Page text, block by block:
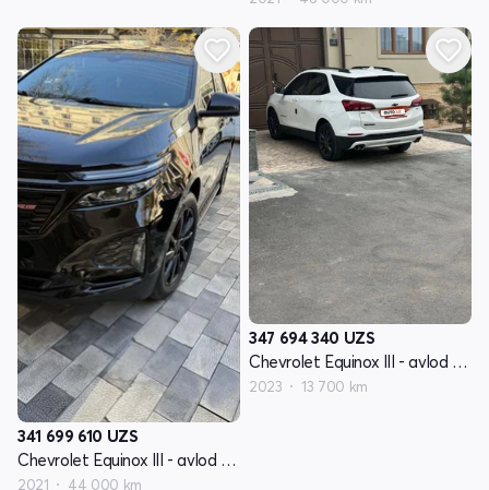
341 699 610 UZS
Chevrolet Equinox III - avlod restyling
2021 44 000 km
347 694 340 UZS
Chevrolet Equinox III - avlod restyling
2023 13 700 km